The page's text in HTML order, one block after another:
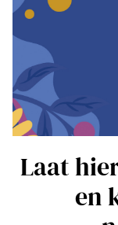
Laat
en